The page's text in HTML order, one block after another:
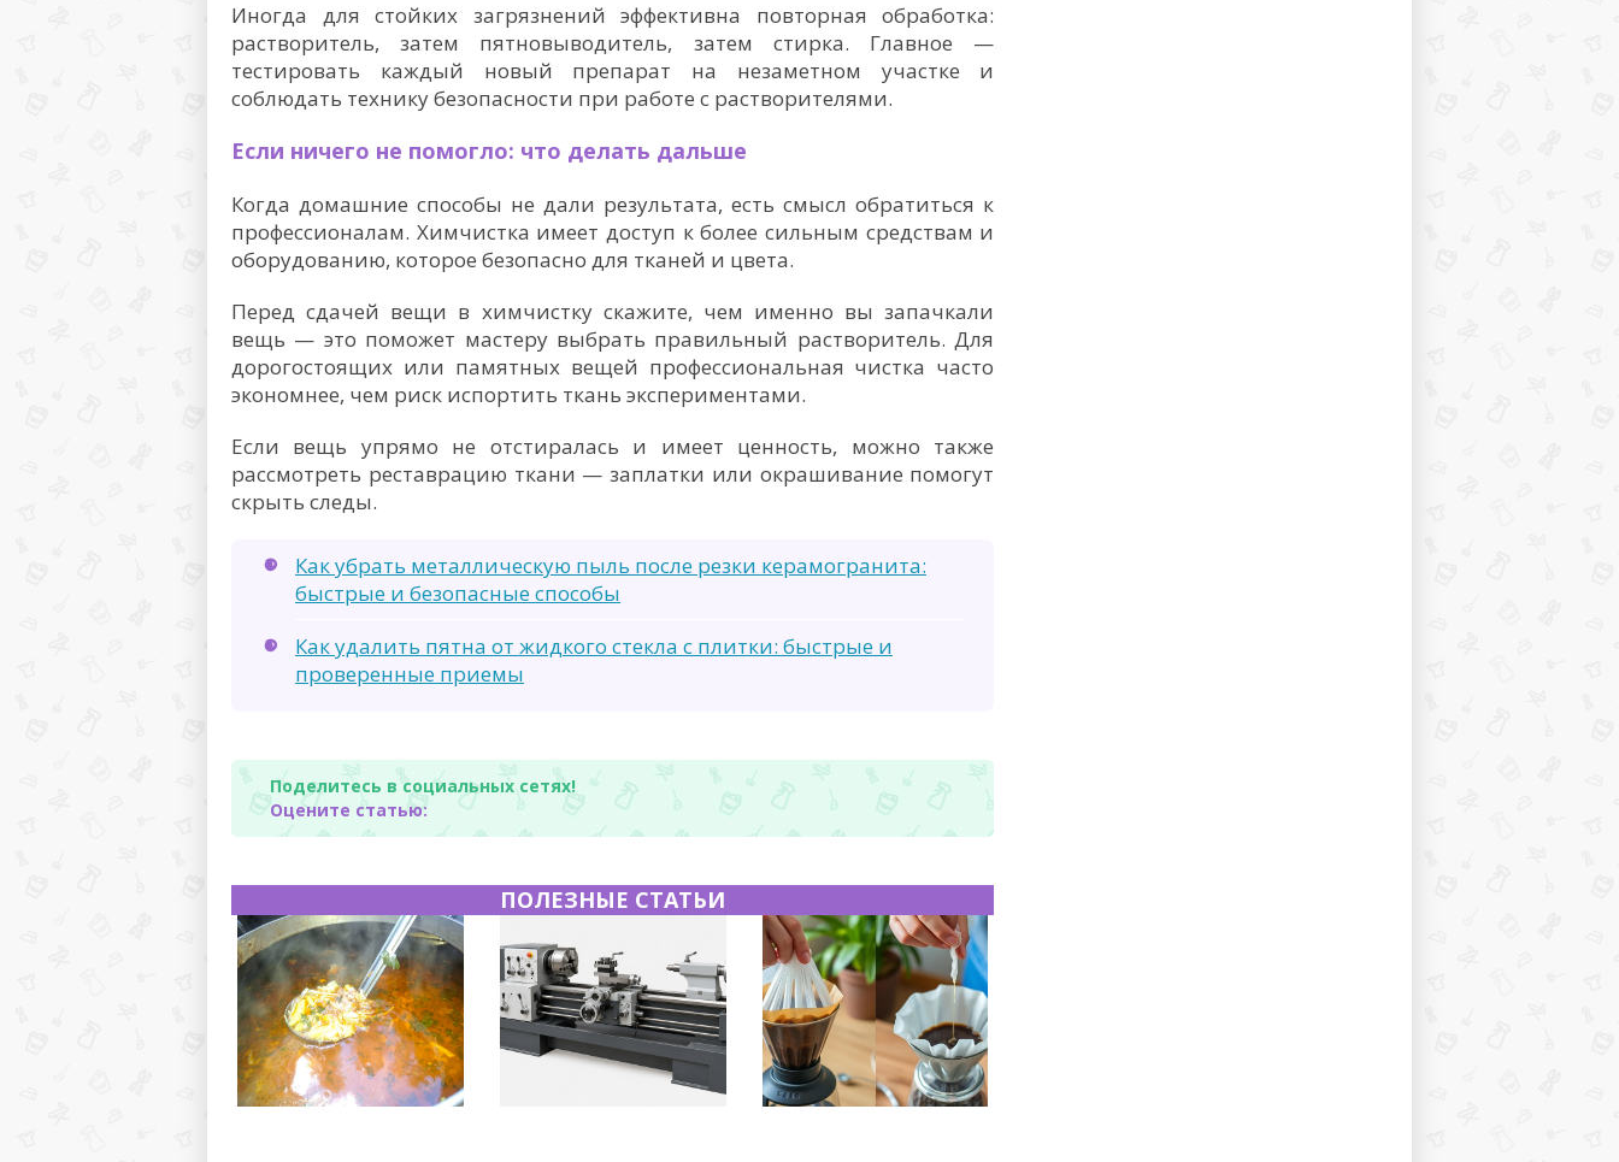
Иногда для стойких загрязнений эффективна повторная обработка:
растворитель, затем пятновыводитель, затем стирка. Главное —
тестировать каждый новый препарат на незаметном участке и
соблюдать технику безопасности при работе с растворителями.
Если ничего не помогло: что делать дальше
Когда домашние способы не дали результата, есть смысл обратиться к
профессионалам. Химчистка имеет доступ к более сильным средствам и
оборудованию, которое безопасно для тканей и цвета.
Перед сдачей вещи в химчистку скажите, чем именно вы запачкали
вещь — это поможет мастеру выбрать правильный растворитель. Для
дорогостоящих или памятных вещей профессиональная чистка часто
экономнее, чем риск испортить ткань экспериментами.
Если вещь упрямо не отстиралась и имеет ценность, можно также
рассмотреть реставрацию ткани — заплатки или окрашивание помогут
скрыть следы.
Как убрать металлическую пыль после резки керамогранита:
быстрые и безопасные способы
Как удалить пятна от жидкого стекла с плитки: быстрые и
проверенные приемы
Поделитесь в социальных сетях!
Оцените статью:
ПОЛЕЗНЫЕ СТАТЬИ